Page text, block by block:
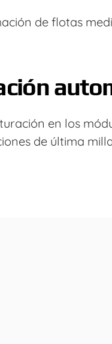
de flotas
en los
de última